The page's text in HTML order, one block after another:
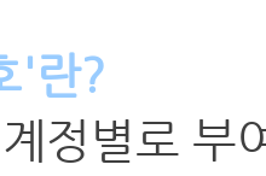
'란?
정별로 부